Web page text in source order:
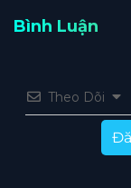
Bình Luận
Theo Dõi